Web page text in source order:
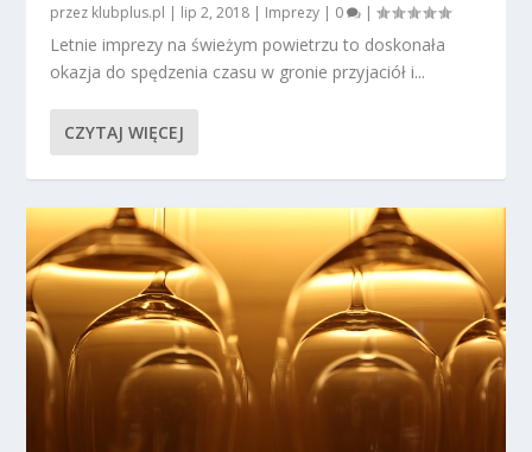
przez klubplus.pl | lip 2, 2018 | Imprezy | 0 |
Letnie imprezy na świeżym powietrzu to doskonała
okazja do spędzenia czasu w gronie przyjaciół i...
CZYTAJ WIĘCEJ